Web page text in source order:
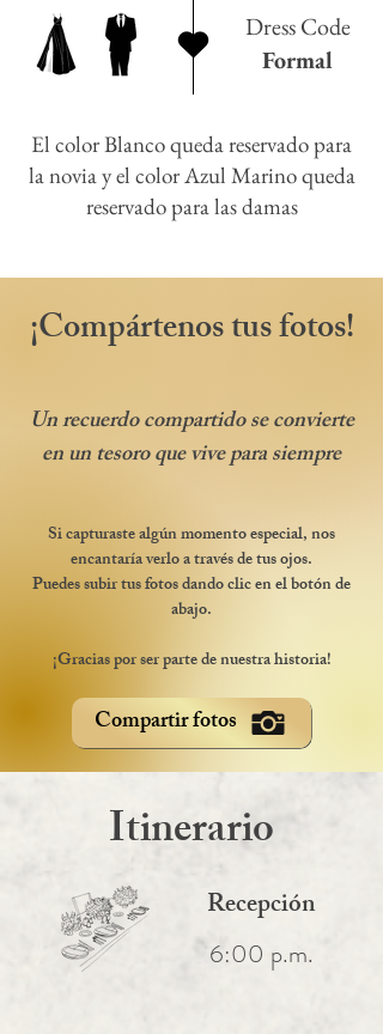
Dress Code
Formal
El color Blanco queda reservado para
la novia y el color Azul Marino queda
reservado para las damas
¡Compártenos tus fotos!
Un recuerdo compartido se convierte
en un tesoro que vive para siempre
Si capturaste algún momento especial, nos
encantaría verlo a través de tus ojos.
Puedes subir tus fotos dando clic en el botón de
abajo.
¡Gracias por ser parte de nuestra historia!
Compartir fotos
Itinerario
Recepción
6:00 p.m.